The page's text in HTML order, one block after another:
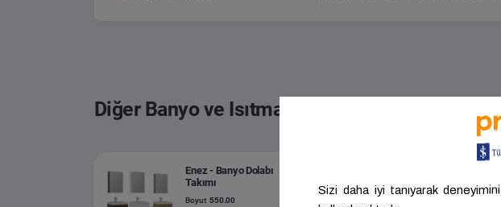
Diğer Banyo ve Isıtma Sistemleri
Enez - Banyo Dolabı
Takımı
Boyut 550.00
Takımı